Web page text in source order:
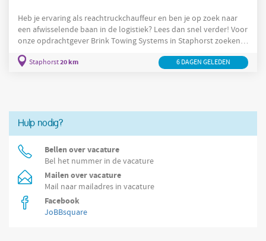
Heb je ervaring als reachtruckchauffeur en ben je op zoek naar
een afwisselende baan in de logistiek? Lees dan snel verder! Voor
onze opdrachtgever Brink Towing Systems in Staphorst zoeken
ploegensysteemvoor de afdeling Intern Transport. Samen met je
Staphorst20 km 6 DAGEN GELEDEN
Hulp nodig?
Bellen over vacature
Bel het nummer in de vacature
Mailen over vacature
Mail naar mailadres in vacature
Facebook
JoBBsquare